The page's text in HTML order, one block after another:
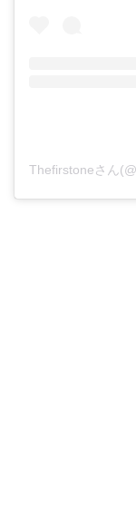
Thefirstoneさん